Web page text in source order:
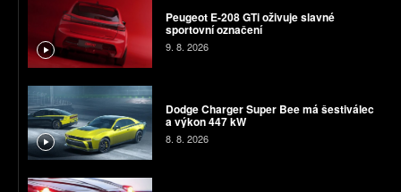
Peugeot E-208 GTi oživuje slavné
sportovní označení
9. 8. 2026
Dodge Charger Super Bee má šestiválec
a výkon 447 kW
8. 8. 2026